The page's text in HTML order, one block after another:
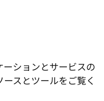
ションとサービスの
スとツールをご覧く